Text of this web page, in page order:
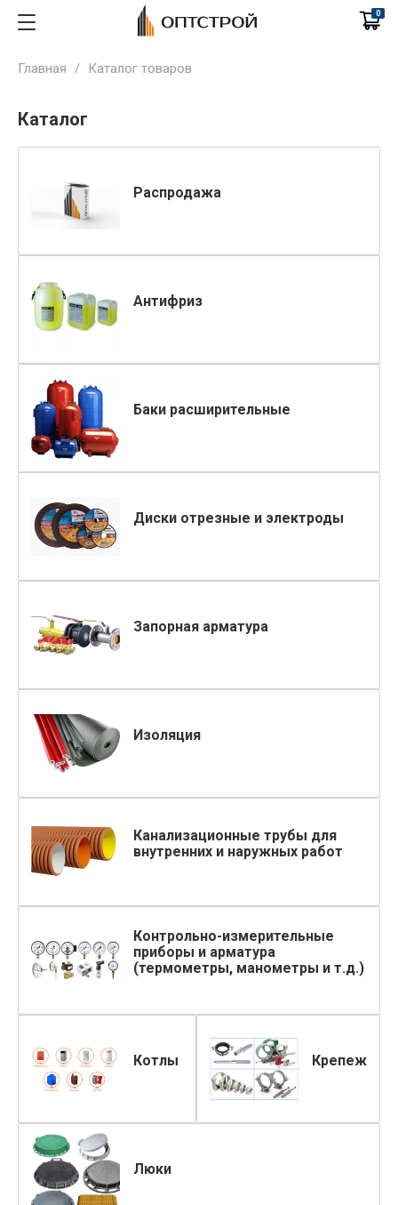
0
Главная / Каталог товаров
Каталог
Распродажа
Антифриз
Баки расширительные
Диски отрезные и электроды
Запорная арматура
Изоляция
Канализационные трубы для
внутренних и наружных работ
Контрольно-измерительные
приборы и арматура
(термометры, манометры и т.д.)
Котлы Крепеж
Люки